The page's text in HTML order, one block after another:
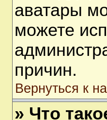
аватары
можете
причин.
Вернуться к
» Что